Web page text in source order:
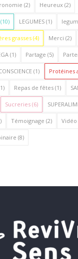
(2) Heureux (2)
LEGUMES(1)
grasses(4) Merci (2)
(1) Partage (5)
(1) Protéines
Repas de fêtes(1)
Sucreries(6)
Témoignage (2) Vidéo
(8)